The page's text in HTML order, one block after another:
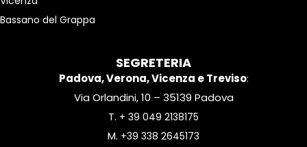
Bassano del Grappa
SEGRETERIA
Padova, Verona, Vicenza e Treviso:
Via Orlandini, 10 – 35139 Padova
T. + 39 049 2138175
M. +39 338 2645173